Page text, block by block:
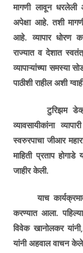
मागणी लावून धरलेली
अपेक्षा आहे. तशी
आहे. व्यापार धोरण
राज्यात व देशात
व्यापाऱ्यांच्या समस्या
पाठीशी राहील अशी
टुरिझम
व्यावसायीकांना
स्वरुरपाचा जीआर
माहिती प्रताप
जाहीर केली.
याच कार्यक्रमात
करण्यात आला. पहिल्या
विवेक खानोलकर
यांनी अहवाल वाचन